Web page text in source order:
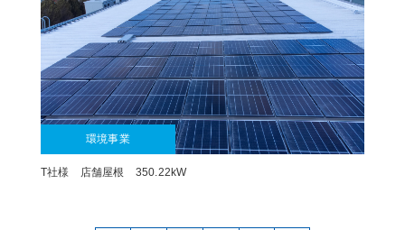
環境事業
T社様 店舗屋根 350.22kW